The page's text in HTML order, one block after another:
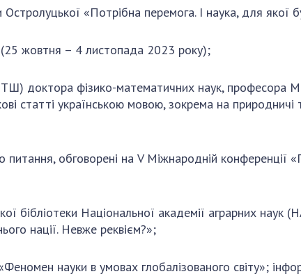
«Потрібна перемога. І наука, для якої
(25 жовтня – 4 листопада 2023 року);
доктора фізико-математичних наук, професора
статті українською мовою, зокрема на
обговорені на V Міжнародній конференції
бібліотеки Національної академії аграрних
нації. Невже реквієм?»;
науки в умовах глобалізованого світу»;